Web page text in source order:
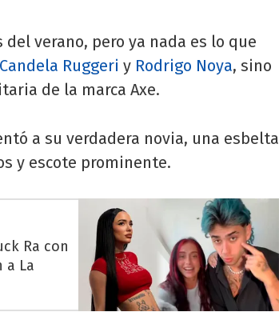
verano, pero ya nada es lo que
Candela Ruggeri y Rodrigo Noya, sino
de la marca Axe.
a su verdadera novia, una esbelta
y escote prominente.
Ra con
a La